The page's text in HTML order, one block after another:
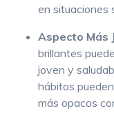
en situaciones
Aspecto Más
brillantes
joven y
hábitos
más opacos